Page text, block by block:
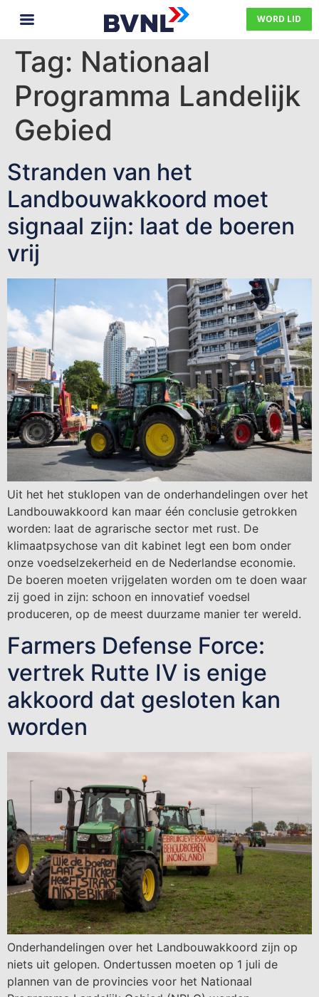
WORD LID
Tag: Nationaal
Programma Landelijk
Gebied
Stranden van het
Landbouwakkoord moet
signaal zijn: laat de boeren
vrij
Uit het het stuklopen van de onderhandelingen over het
Landbouwakkoord kan maar één conclusie getrokken
worden: laat de agrarische sector met rust. De
klimaatpsychose van dit kabinet legt een bom onder
onze voedselzekerheid en de Nederlandse economie.
De boeren moeten vrijgelaten worden om te doen waar
zij goed in zijn: schoon en innovatief voedsel
produceren, op de meest duurzame manier ter wereld.
Farmers Defense Force:
vertrek Rutte IV is enige
akkoord dat gesloten kan
worden
Onderhandelingen over het Landbouwakkoord zijn op
niets uit gelopen. Ondertussen moeten op 1 juli de
plannen van de provincies voor het Nationaal